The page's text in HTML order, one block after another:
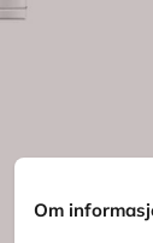
Om